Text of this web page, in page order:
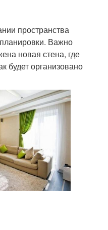
пространства
Важно
новая стена, где
будет организовано